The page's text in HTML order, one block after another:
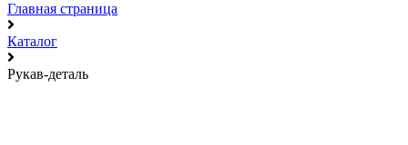
Главная страница
Каталог
Рукав-деталь